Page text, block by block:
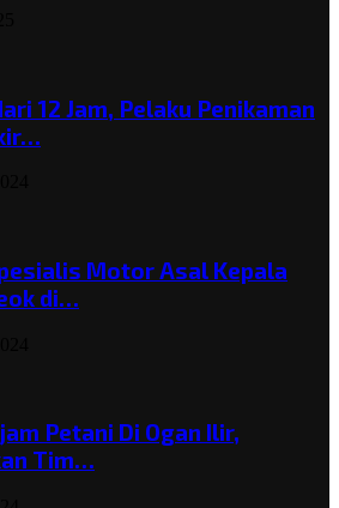
12 Jam, Pelaku Penikaman
Motor Asal Kepala
di…
Petani Di Ogan Ilir,
Tim…